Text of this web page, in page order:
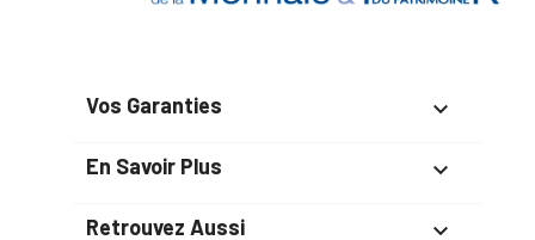
Vos Garanties 
En Savoir Plus 
Retrouvez Aussi 